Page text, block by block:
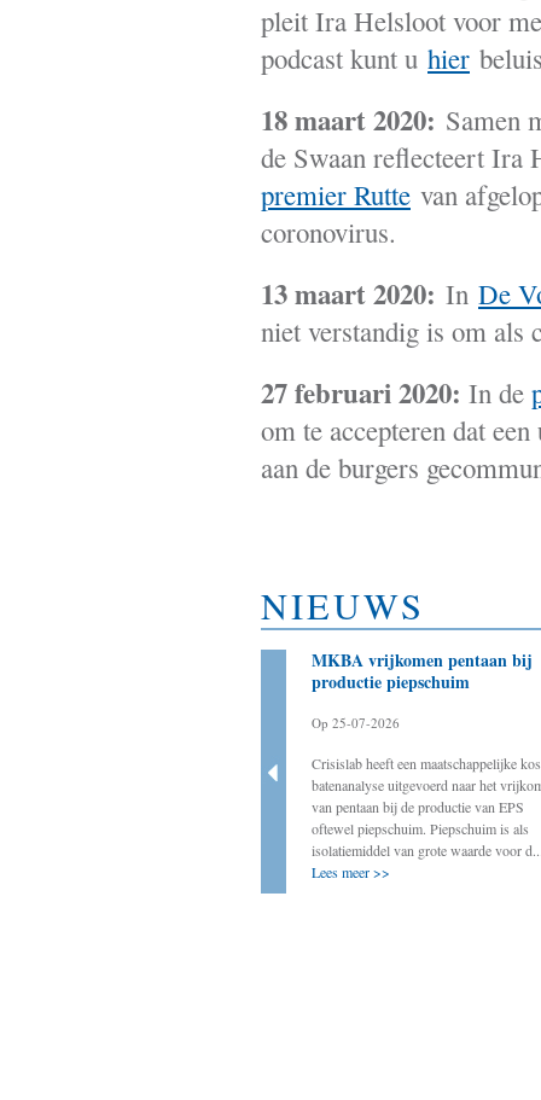
pleit Ira Helsloot voor
podcast kunt u hier
18 maart 2020: Samen
de Swaan reflecteert Ira
premier Rutte van
coronovirus.
13 maart 2020: In De
niet verstandig is om als
27 februari 2020: In de
om te accepteren dat
aan de burgers
NIEUWS
Crisislab ondersteunt de werkgroep BOVEN
MKBA vrijkomen pentaan bij
productie piepschuim
Op 25-07-2026
Crisislab heeft een maatschappelijke
batenanalyse uitgevoerd naar het
van pentaan bij de productie van EPS
oftewel piepschuim. Piepschuim is als
isolatiemiddel van grote waarde voor
Lees meer >>